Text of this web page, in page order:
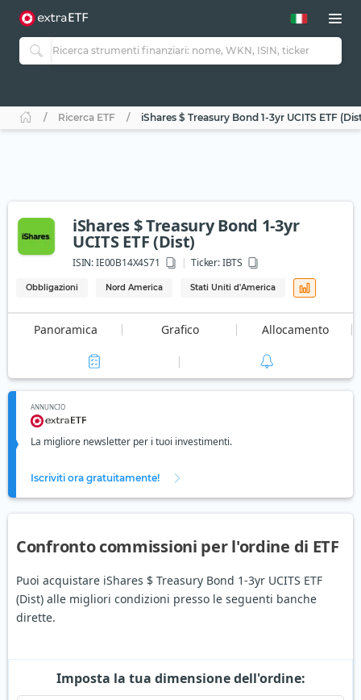
Ricerca ETF iShares $ Treasury Bond 1-3yr UCITS ETF
iShares $ Treasury Bond 1-3yr
UCITS ETF (Dist)
ISIN:IE00B14X4S71 Ticker:IBTS
Obbligazioni Nord America Stati Uniti d'America
Panoramica Grafico Allocamento
ANNUNCIO
La migliore newsletter per i tuoi investimenti.
Iscriviti ora gratuitamente!
Confronto commissioni per l'ordine di ETF
Puoi acquistare iShares $ Treasury Bond 1-3yr UCITS ETF
(Dist) alle migliori condizioni presso le seguenti banche
dirette.
Imposta la tua dimensione dell'ordine: